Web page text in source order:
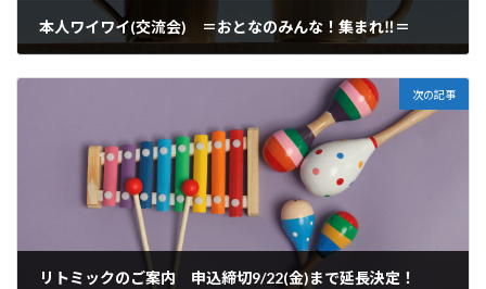
本人ワイワイ(交流会) ＝おとなのみんな！集まれ‼＝
次の記事
リトミックのご案内 申込締切9/22(金)まで延長決定！